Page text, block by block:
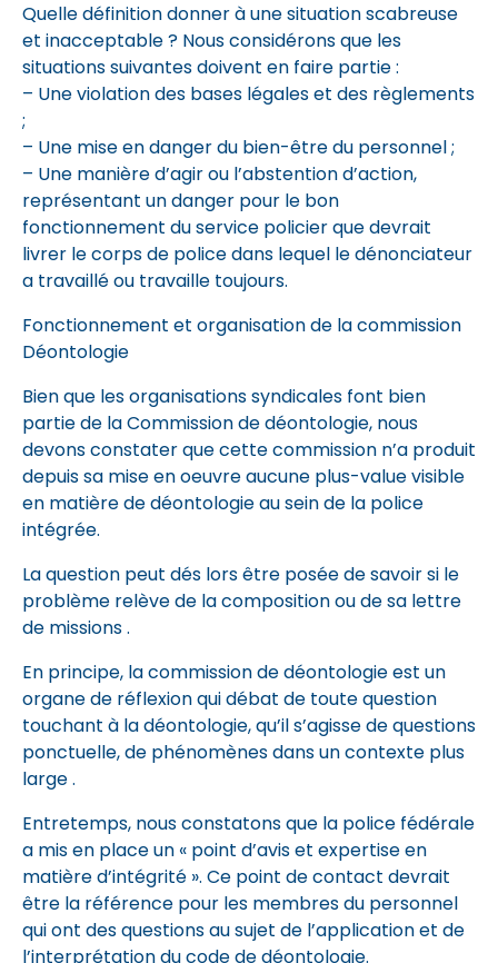
Quelle définition donner à une situation scabreuse
et inacceptable ? Nous considérons que les
situations suivantes doivent en faire partie :
– Une violation des bases légales et des règlements
;
– Une mise en danger du bien-être du personnel ;
– Une manière d’agir ou l’abstention d’action,
représentant un danger pour le bon
fonctionnement du service policier que devrait
livrer le corps de police dans lequel le dénonciateur
a travaillé ou travaille toujours.
Fonctionnement et organisation de la commission
Déontologie
Bien que les organisations syndicales font bien
partie de la Commission de déontologie, nous
devons constater que cette commission n’a produit
depuis sa mise en oeuvre aucune plus-value visible
en matière de déontologie au sein de la police
intégrée.
La question peut dés lors être posée de savoir si le
problème relève de la composition ou de sa lettre
de missions .
En principe, la commission de déontologie est un
organe de réflexion qui débat de toute question
touchant à la déontologie, qu’il s’agisse de questions
ponctuelle, de phénomènes dans un contexte plus
large .
Entretemps, nous constatons que la police fédérale
a mis en place un « point d’avis et expertise en
matière d’intégrité ». Ce point de contact devrait
être la référence pour les membres du personnel
qui ont des questions au sujet de l’application et de
l’interprétation du code de déontologie.